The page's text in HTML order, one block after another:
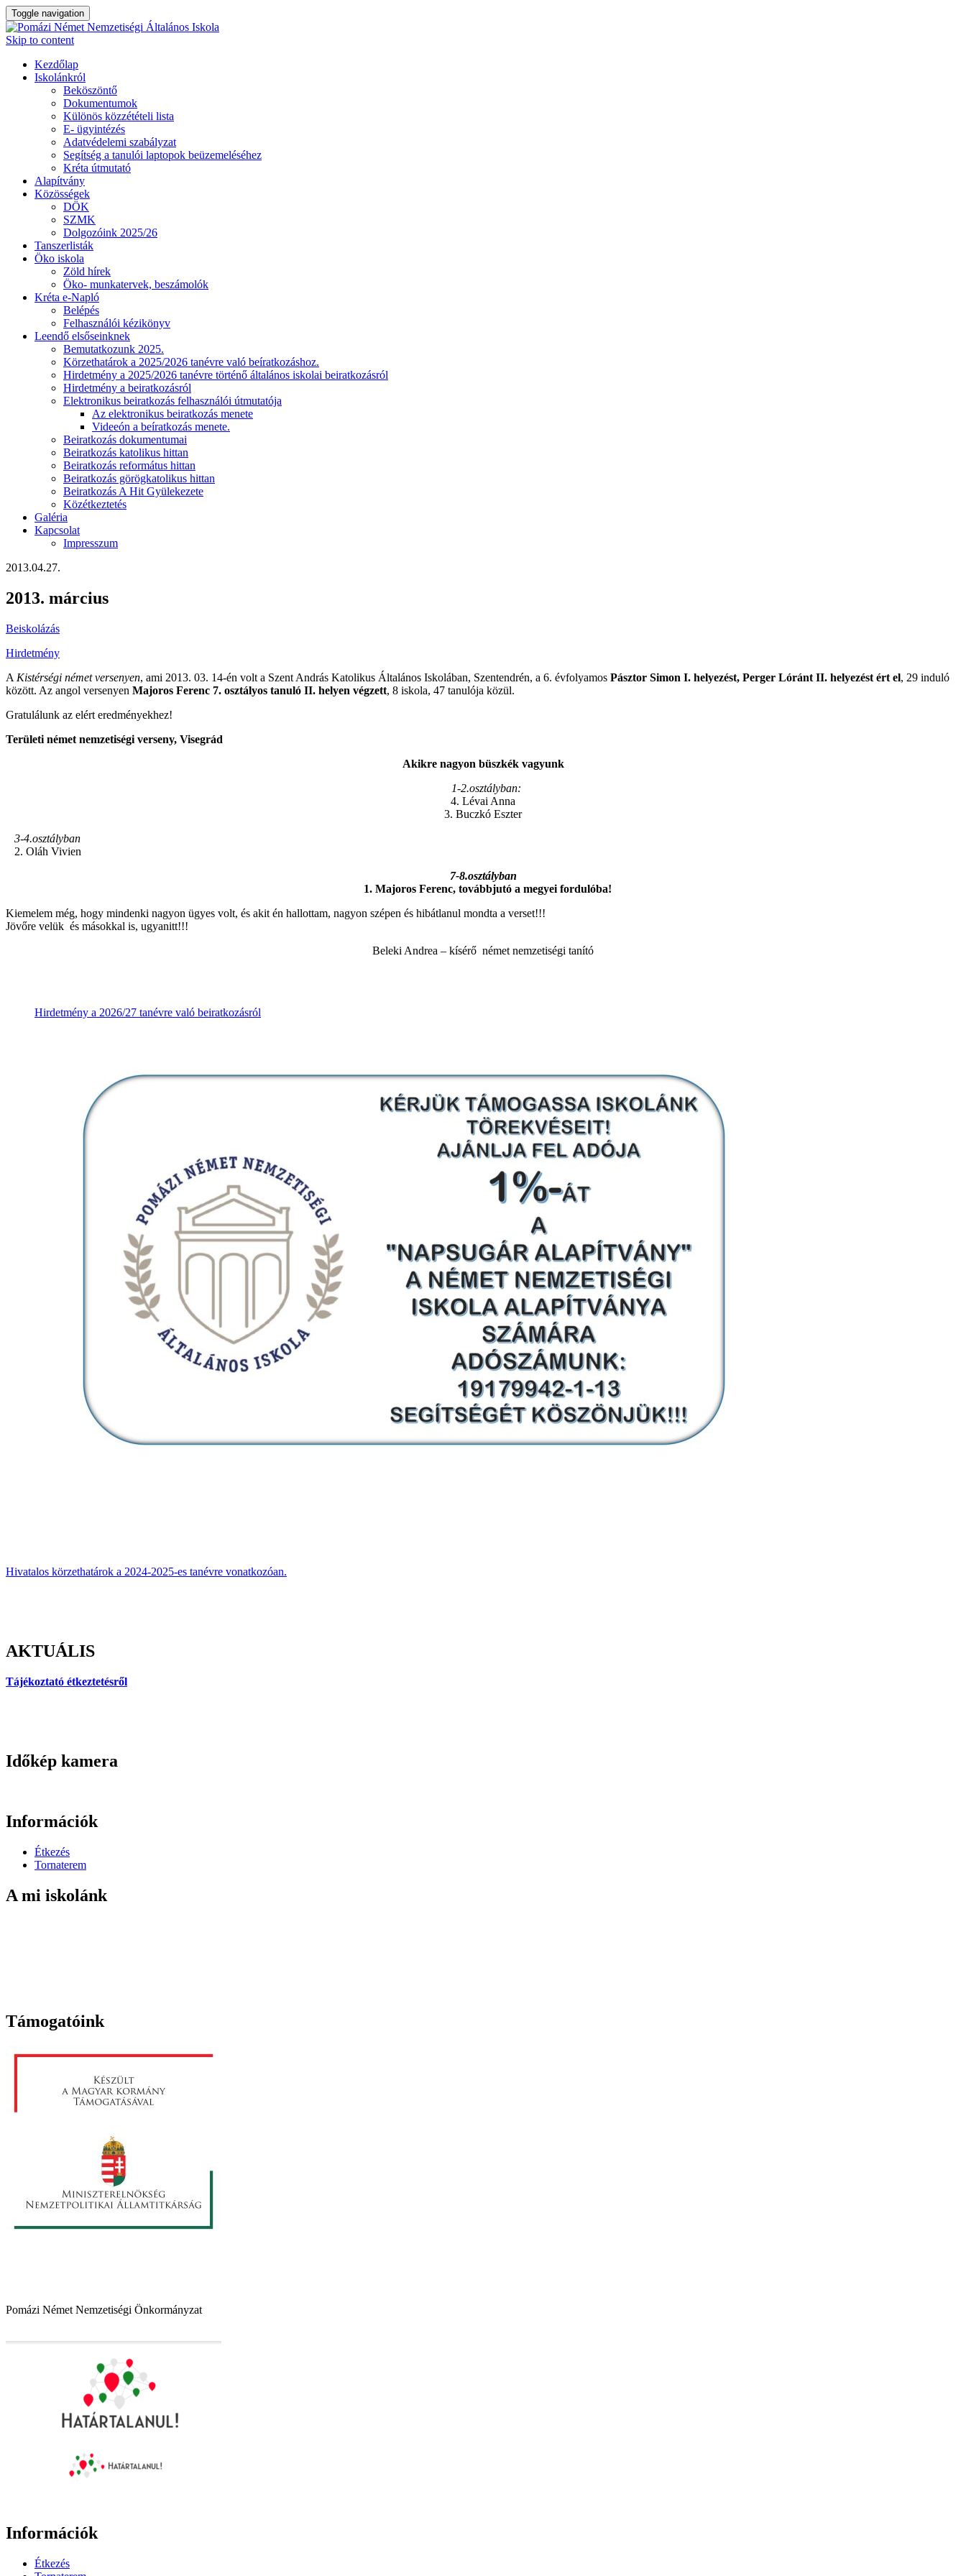
Toggle navigation
Skip to content
Kezdőlap
Iskolánkról
Beköszöntő
Dokumentumok
Különös közzétételi lista
E- ügyintézés
Adatvédelemi szabályzat
Segítség a tanulói laptopok beüzemeléséhez
Kréta útmutató
Alapítvány
Közösségek
DÖK
SZMK
Dolgozóink 2025/26
Tanszerlisták
Öko iskola
Zöld hírek
Öko- munkatervek, beszámolók
Kréta e-Napló
Belépés
Felhasználói kézikönyv
Leendő elsőseinknek
Bemutatkozunk 2025.
Körzethatárok a 2025/2026 tanévre való beíratkozáshoz.
Hirdetmény a 2025/2026 tanévre történő általános iskolai beiratkozásról
Hirdetmény a beiratkozásról
Elektronikus beiratkozás felhasználói útmutatója
Az elektronikus beiratkozás menete
Videeón a beíratkozás menete.
Beiratkozás dokumentumai
Beiratkozás katolikus hittan
Beiratkozás református hittan
Beiratkozás görögkatolikus hittan
Beiratkozás A Hit Gyülekezete
Közétkeztetés
Galéria
Kapcsolat
Impresszum
2013.04.27.
2013. március
Beiskolázás
Hirdetmény
A Kistérségi német versenyen, ami 2013. 03. 14-én volt a Szent András Katolikus Általános Iskolában, Szentendrén, a 6. évfolyamos Pásztor Simon I. helyezést, Perger Lóránt II. helyezést ért el, 29 induló
között. Az angol versenyen Majoros Ferenc 7. osztályos tanuló II. helyen végzett, 8 iskola, 47 tanulója közül.
Gratulálunk az elért eredményekhez!
Területi német nemzetiségi verseny, Visegrád
Akikre nagyon büszkék vagyunk
1-2.osztályban:
4. Lévai Anna
3. Buczkó Eszter
3-4.osztályban
2. Oláh Vivien
7-8.osztályban
1. Majoros Ferenc, továbbjutó a megyei fordulóba!
Kiemelem még, hogy mindenki nagyon ügyes volt, és akit én hallottam, nagyon szépen és hibátlanul mondta a verset!!!
Jövőre velük és másokkal is, ugyanitt!!!
Beleki Andrea – kísérő német nemzetiségi tanító
Hirdetmény a 2026/27 tanévre való beiratkozásról
Hivatalos körzethatárok a 2024-2025-es tanévre vonatkozóan.
AKTUÁLIS
Tájékoztató étkeztetésről
Időkép kamera
Információk
Étkezés
Tornaterem
A mi iskolánk
Támogatóink
Pomázi Német Nemzetiségi Önkormányzat
Információk
Étkezés